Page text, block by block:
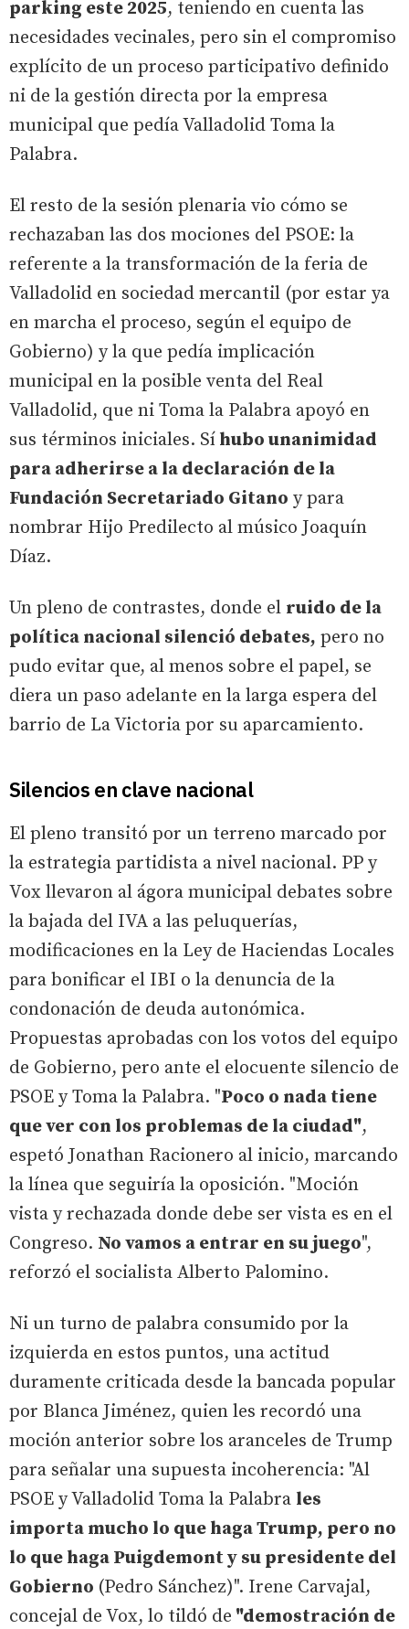
parking este 2025, teniendo en cuenta las
necesidades vecinales, pero sin el compromiso
explícito de un proceso participativo definido
ni de la gestión directa por la empresa
municipal que pedía Valladolid Toma la
Palabra.
El resto de la sesión plenaria vio cómo se
rechazaban las dos mociones del PSOE: la
referente a la transformación de la feria de
Valladolid en sociedad mercantil (por estar ya
en marcha el proceso, según el equipo de
Gobierno) y la que pedía implicación
municipal en la posible venta del Real
Valladolid, que ni Toma la Palabra apoyó en
sus términos iniciales. Sí hubo unanimidad
para adherirse a la declaración de la
Fundación Secretariado Gitano y para
nombrar Hijo Predilecto al músico Joaquín
Díaz.
Un pleno de contrastes, donde el ruido de la
política nacional silenció debates, pero no
pudo evitar que, al menos sobre el papel, se
diera un paso adelante en la larga espera del
barrio de La Victoria por su aparcamiento.
Silencios en clave nacional
El pleno transitó por un terreno marcado por
la estrategia partidista a nivel nacional. PP y
Vox llevaron al ágora municipal debates sobre
la bajada del IVA a las peluquerías,
modificaciones en la Ley de Haciendas Locales
para bonificar el IBI o la denuncia de la
condonación de deuda autonómica.
Propuestas aprobadas con los votos del equipo
de Gobierno, pero ante el elocuente silencio de
PSOE y Toma la Palabra. "Poco o nada tiene
que ver con los problemas de la ciudad",
espetó Jonathan Racionero al inicio, marcando
la línea que seguiría la oposición. "Moción
vista y rechazada donde debe ser vista es en el
Congreso. No vamos a entrar en su juego",
reforzó el socialista Alberto Palomino.
Ni un turno de palabra consumido por la
izquierda en estos puntos, una actitud
duramente criticada desde la bancada popular
por Blanca Jiménez, quien les recordó una
moción anterior sobre los aranceles de Trump
para señalar una supuesta incoherencia: "Al
PSOE y Valladolid Toma la Palabra les
importa mucho lo que haga Trump, pero no
lo que haga Puigdemont y su presidente del
Gobierno (Pedro Sánchez)". Irene Carvajal,
concejal de Vox, lo tildó de "demostración de